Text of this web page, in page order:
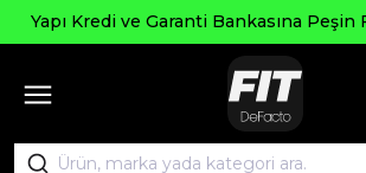
Garanti Bankasına Peşin Fiyatına 6 Taksit